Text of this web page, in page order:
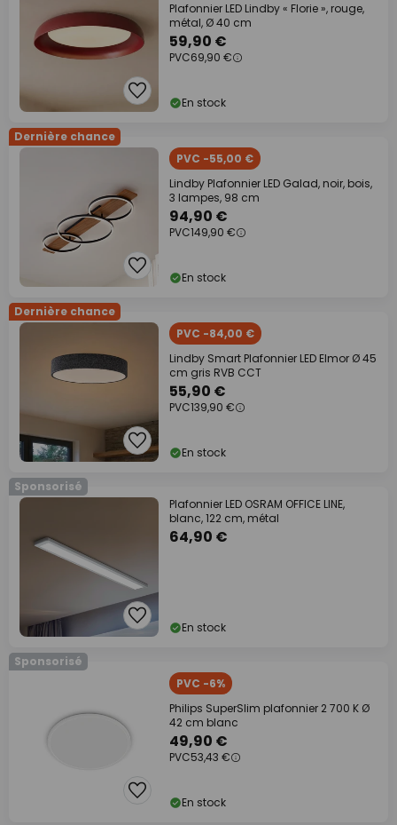
Plafonnier LED Lindby « Florie », rouge,
métal, Ø 40 cm
59,90 €
PVC69,90 €
En stock
Dernière chance
PVC -55,00 €
Lindby Plafonnier LED Galad, noir, bois,
3 lampes, 98 cm
94,90 €
PVC149,90 €
En stock
Dernière chance
PVC -84,00 €
Lindby Smart Plafonnier LED Elmor Ø 45
cm gris RVB CCT
55,90 €
PVC139,90 €
En stock
Sponsorisé
Plafonnier LED OSRAM OFFICE LINE,
blanc, 122 cm, métal
64,90 €
En stock
Sponsorisé
PVC -6%
Philips SuperSlim plafonnier 2 700 K Ø
42 cm blanc
49,90 €
PVC53,43 €
En stock